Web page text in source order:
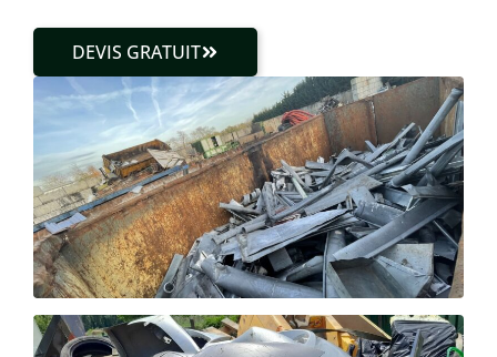
DEVIS GRATUIT